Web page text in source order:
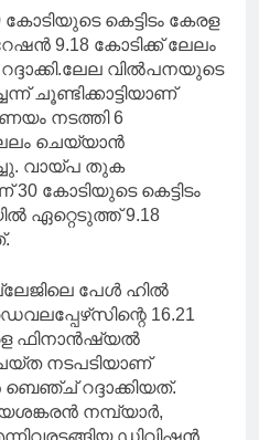
കോടിയുടെ കെട്ടിടം കേരള
9.18 കോടിക്ക് ലേലം
വിൽപനയുടെ
ചൂണ്ടിക്കാട്ടിയാണ്
നടത്തി 6
ചെയ്യാൻ
വായ്പ തുക
കോടിയുടെ കെട്ടിടം
ഏറ്റെടുത്ത് 9.18
പേൾ ഹിൽ
16.21
ഫിനാൻഷ്യൽ
നടപടിയാണ്
റദ്ദാക്കിയത്.
നമ്പ്യാർ,
ഡിവിഷൻ